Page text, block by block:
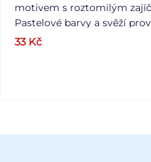
motivem s roztomilým
Pastelové barvy a svěží
Velikonoc a dodají každé
ideální pro přípravu
33 Kč